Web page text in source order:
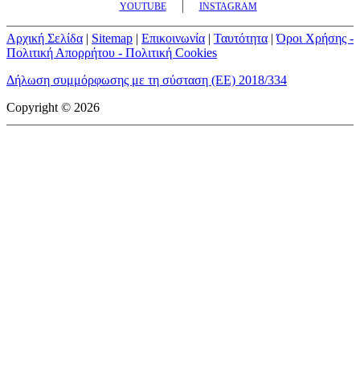
YOUTUBE INSTAGRAM
Αρχική Σελίδα | Sitemap | Επικοινωνία | Ταυτότητα |Όροι Χρήσης -
Πολιτική Απορρήτου - Πολιτική Cookies
Δήλωση συμμόρφωσης με τη σύσταση (ΕΕ) 2018/334
Copyright © 2026